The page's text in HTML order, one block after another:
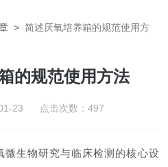
>简述厌氧培养箱的规范使用方
的规范使用方法
01-23 点击次数：497
生物研究与临床检测的核心设